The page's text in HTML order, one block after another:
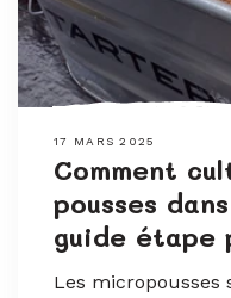
17 MARS 2025
Comment
pousses
guide étape
Les micropousses